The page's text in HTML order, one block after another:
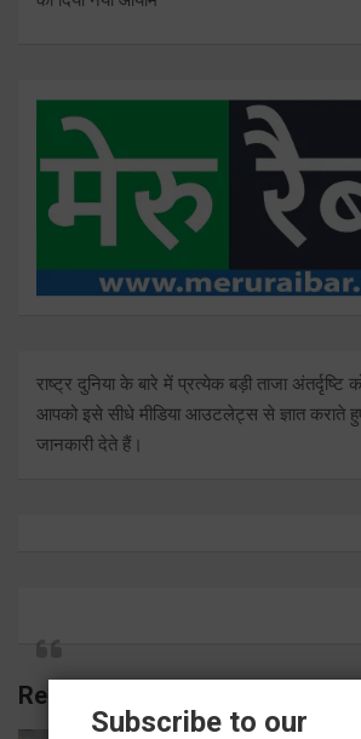
राष्ट्र दुनिया के बारे में प्रत्येक बड़ी ताजा अंतर्दृष्टि
आपको इसे सीधे मीडिया आउटलेट्स से ज्ञात कराते
जानकारी देते हैं।
Related Posts
Subscribe to our